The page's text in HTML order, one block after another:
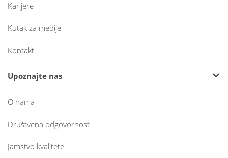
Karijere
Kutak za medije
Kontakt
Upoznajte nas
O nama
Društvena odgovornost
Jamstvo kvalitete